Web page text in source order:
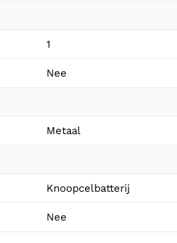
1
Nee
Metaal
Knoopcelbatterij
Nee